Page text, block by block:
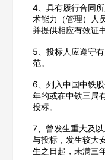
4、具有履行合同
术能力（管理）人
并提供相应有效证书
5、投标人应遵守
范。
6、列入中国中铁
年的或在中铁三局
投标。
7、曾发生重大及
与投标，发生较大
生之日起，未满三
公司所在地
经办人
联系方式